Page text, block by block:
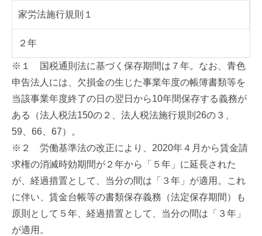
家労法施行規則１
２年
※１ 国税通則法に基づく保存期間は７年。なお、青色
申告法人には、欠損金の生じた事業年度の帳簿書類等を
当該事業年度終了の日の翌日から10年間保存する義務が
ある（法人税法150の２、法人税法施行規則26の３、
59、66、67）。
※２ 労働基準法の改正により、2020年４月から賃金請
求権の消滅時効期間が２年から「５年」に延長された
が、経過措置として、当分の間は「３年」が適用。これ
に伴い、賃金台帳等の書類保存義務（法定保存期間）も
原則として５年、経過措置として、当分の間は「３年」
が適用。